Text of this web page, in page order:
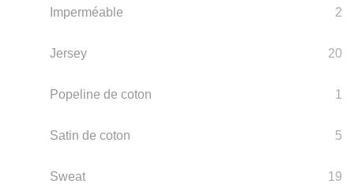
Imperméable 2
Jersey 20
Popeline de coton 1
Satin de coton 5
Sweat 19